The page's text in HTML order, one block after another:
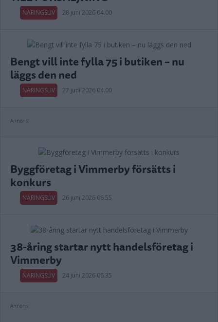
NÄRINGSLIV 28 juni 2026 04.00
Bengt vill inte fylla 75 i butiken – nu
läggs den ned
NÄRINGSLIV 27 juni 2026 04.00
Annons:
Byggföretag i Vimmerby försätts i
konkurs
NÄRINGSLIV 26 juni 2026 06.55
38-åring startar nytt handelsföretag i
Vimmerby
NÄRINGSLIV 24 juni 2026 06.35
Annons: